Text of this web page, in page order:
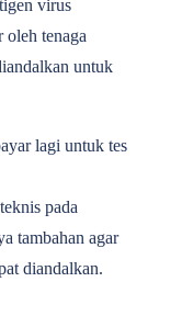
virus
oleh tenaga
untuk
lagi untuk tes
pada
tambahan agar
diandalkan.